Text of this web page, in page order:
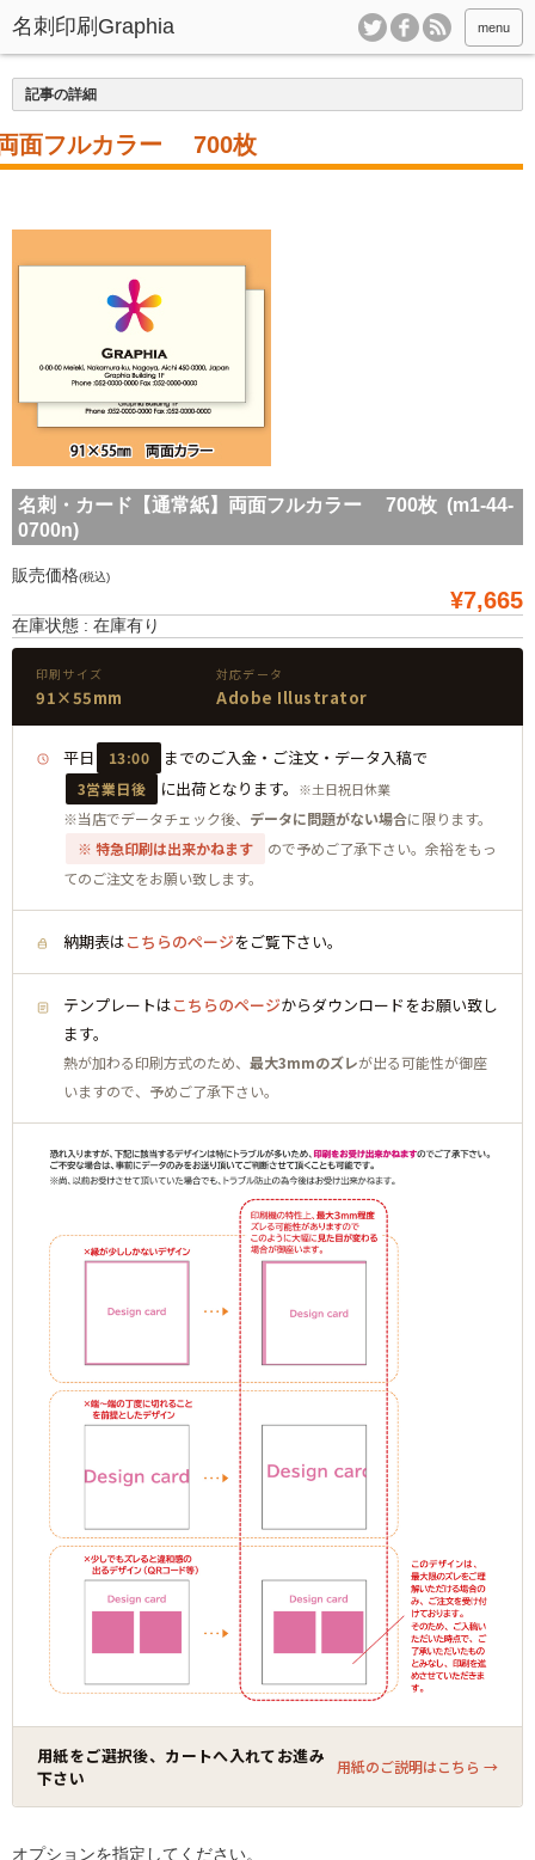
menu
記事の詳細
面フルカラー 700枚
名刺・カード【通常紙】両面フルカラー 700枚 (m1-44-
0700n)
販売価格(税込)
¥7,665
在庫状態 : 在庫有り
印刷サイズ
91×55mm
対応データ
Adobe Illustrator
平日 13:00 までのご入金・ご注文・データ入稿で
3営業日後 に出荷となります。 ※土日祝日休業
※当店でデータチェック後、 データに問題がない場合に限ります。
※ 特急印刷は出来かねます
ので予めご了承下さい。余裕をもっ
てのご注文をお願い致します。
納期表はこちらのページをご覧下さい。
テンプレートはこちらのページからダウンロードをお願い致し
ます。
熱が加わる印刷方式のため、 最大3mmのズレが出る可能性が御座
いますので、予めご了承下さい。
用紙をご選択後、カートへ入れてお進み
下さい
用紙のご説明はこちら →
オプションを指定してください。